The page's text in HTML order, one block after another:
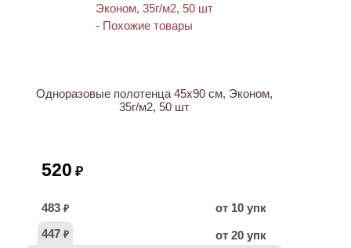
Одноразовые полотенца 45х90 см, Эконом,
35г/м2, 50 шт
520 ₽
483 ₽
от 10 упк
447 ₽ от 20 упк